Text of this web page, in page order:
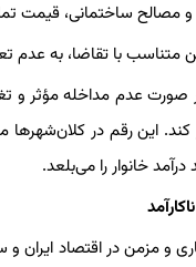
ساختمانی، قیمت
با تقاضا، به عدم
صورت عدم مداخله مؤثر
می‌تواند از مرز ۴۰ درصد عبور کند.
و مزمن در اقتصاد